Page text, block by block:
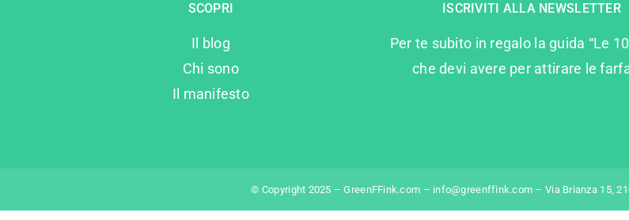
SCOPRI
Il blog
Chi sono
Il manifesto
ISCRIVITI ALLA NEWSLETTER
Per te subito in regalo la guida “Le
che devi avere per attirare le
© Copyright 2025 – GreenFFink.com – info@greenffink.com – Via Brianza 15,